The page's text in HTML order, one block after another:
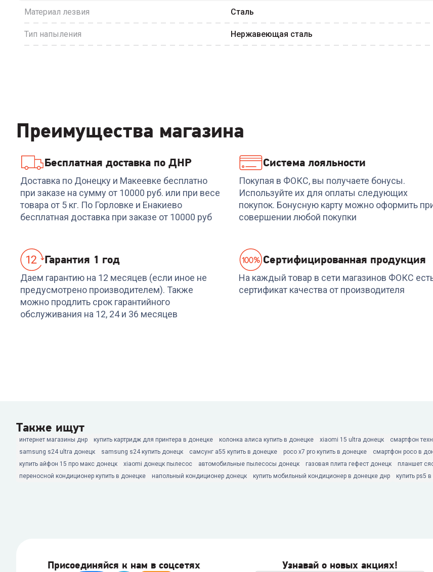
Материал лезвия Сталь
Тип напыления Нержавеющая сталь
Преимущества магазина
Бесплатная доставка по ДНР
Доставка по Донецку и Макеевке бесплатно
при заказе на сумму от 10000 руб. или при весе
товара от 5 кг. По Горловке и Енакиево
бесплатная доставка при заказе от 10000 руб
Система лояльности
Покупая в ФОКС, вы получаете бонусы.
Используйте их для оплаты следующих
покупок. Бонусную карту можно оформить
совершении любой покупки
Гарантия 1 год
Даем гарантию на 12 месяцев (если иное не
предусмотрено производителем). Также
можно продлить срок гарантийного
обслуживания на 12, 24 и 36 месяцев
Cертифицированная продукция
На каждый товар в сети магазинов ФОКС
сертификат качества от производителя
Также ищут
интернет магазины днр купить картридж для принтера в донецке колонка алиса купить в донецке xiaomi 15 ultra донецк смартфон
samsung s24 ultra донецк
samsung s24 купить донецк самсунг а55 купить в донецке poco x7 pro купить в донецке смартфон poco в
купить айфон 15 про макс донецк
xiaomi донецк пылесос автомобильные пылесосы донецк газовая плита гефест донецк планшет
переносной кондиционер купить в донецке
напольный кондиционер донецк купить мобильный кондиционер в донецке днр купить ps5
Присоединяйся к нам в соцсетях Узнавай о новых акциях!